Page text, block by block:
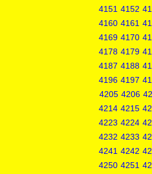
4151 4152
4160 4161
4169 4170
4178 4179
4187 4188
4196 4197
4205 4206
4214 4215
4223 4224
4232 4233
4241 4242
4250 4251